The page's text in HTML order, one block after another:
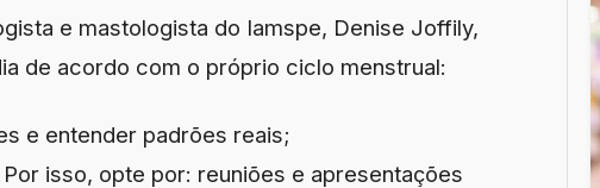
e mastologista do Iamspe, Denise Joffily,
de acordo com o próprio ciclo menstrual:
e entender padrões reais;
isso, opte por: reuniões e apresentações